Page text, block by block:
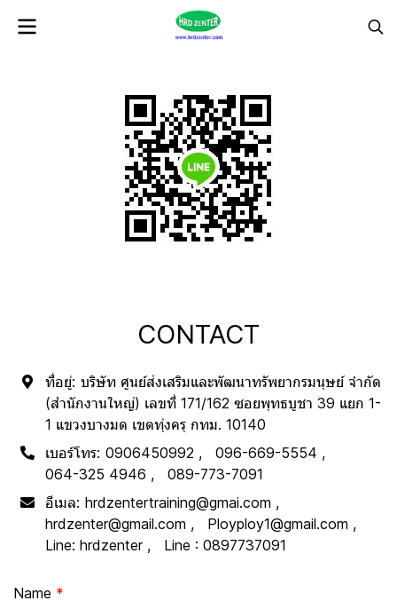
CONTACT
ที่อยู่: บริษัท ศูนย์ส่งเสริมและพัฒนาทรัพยากรมนุษย์ จำกัด
(สำนักงานใหญ่) เลขที่ 171/162 ซอยพุทธบูชา 39 แยก 1-
1 แขวงบางมด เขตทุ่งครุ กทม. 10140
เบอร์โทร: 0906450992
096-669-5554
064-325 4946
089-773-7091
อีเมล: hrdzentertraining@gmai.com
hrdzenter@gmail.com
Ployploy1@gmail.com
Line: hrdzenter
Line : 0897737091
Name